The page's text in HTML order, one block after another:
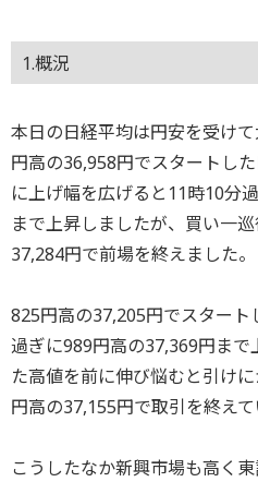
1.概況
本日の日経平均は円安を受け
円高の36,958円でスタートし
に上げ幅を広げると11時10分
まで上昇しましたが、買い一
37,284円で前場を終えました。
825円高の37,205円でスター
過ぎに989円高の37,369円ま
た高値を前に伸び悩むと引け
円高の37,155円で取引を終えて
こうしたなか新興市場も高く